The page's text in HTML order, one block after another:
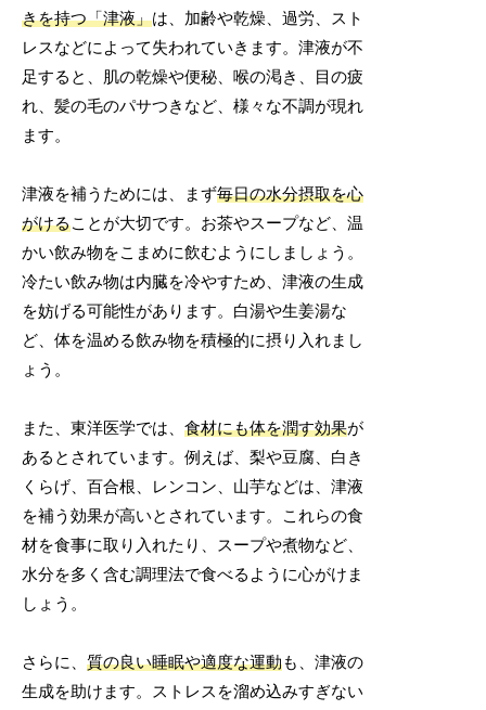
きを持つ「津液」は、加齢や乾燥、過労、スト
レスなどによって失われていきます。津液が不
足すると、肌の乾燥や便秘、喉の渇き、目の疲
れ、髪の毛のパサつきなど、様々な不調が現れ
ます。
津液を補うためには、まず毎日の水分摂取を心
がけることが大切です。お茶やスープなど、温
かい飲み物をこまめに飲むようにしましょう。
冷たい飲み物は内臓を冷やすため、津液の生成
を妨げる可能性があります。白湯や生姜湯な
ど、体を温める飲み物を積極的に摂り入れまし
ょう。
また、東洋医学では、食材にも体を潤す効果が
あるとされています。例えば、梨や豆腐、白き
くらげ、百合根、レンコン、山芋などは、津液
を補う効果が高いとされています。これらの食
材を食事に取り入れたり、スープや煮物など、
水分を多く含む調理法で食べるように心がけま
しょう。
さらに、質の良い睡眠や適度な運動も、津液の
生成を助けます。ストレスを溜め込みすぎない